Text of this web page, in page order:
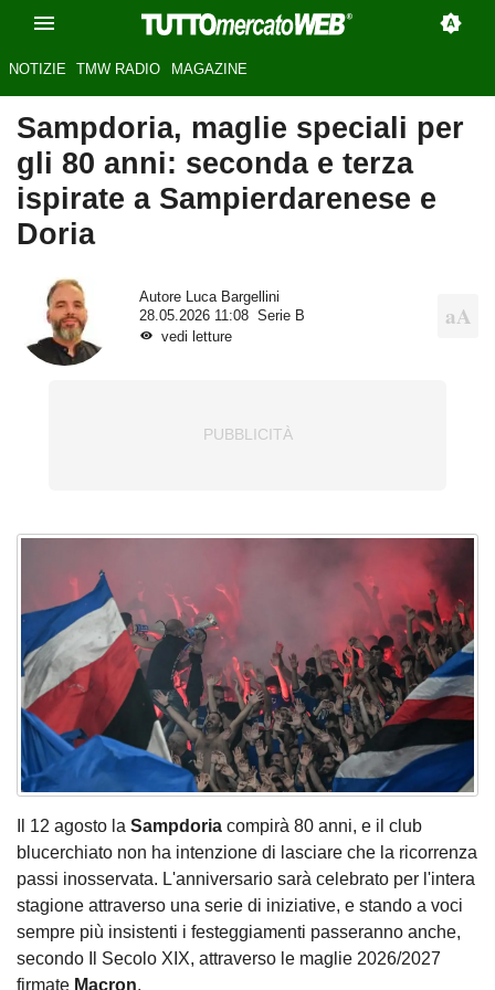
NOTIZIE TMW RADIO MAGAZINE
Sampdoria, maglie speciali per
gli 80 anni: seconda e terza
ispirate a Sampierdarenese e
Doria
Autore Luca Bargellini
28.05.2026 11:08
Serie B
vedi letture
Il 12 agosto la Sampdoria compirà 80 anni, e il club
blucerchiato non ha intenzione di lasciare che la ricorrenza
passi inosservata. L'anniversario sarà celebrato per l'intera
stagione attraverso una serie di iniziative, e stando a voci
sempre più insistenti i festeggiamenti passeranno anche,
secondo Il Secolo XIX, attraverso le maglie 2026/2027
firmate Macron.